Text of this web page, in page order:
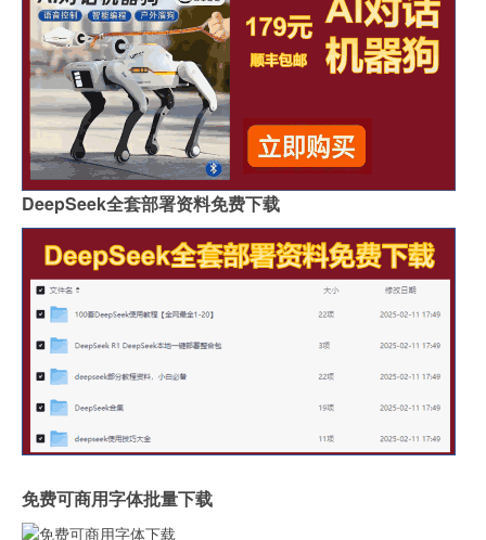
DeepSeek全套部署资料免费下载
免费可商用字体批量下载